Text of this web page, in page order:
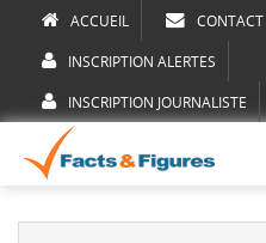
ACCUEIL CONTACT
INSCRIPTION ALERTES
INSCRIPTION JOURNALISTE